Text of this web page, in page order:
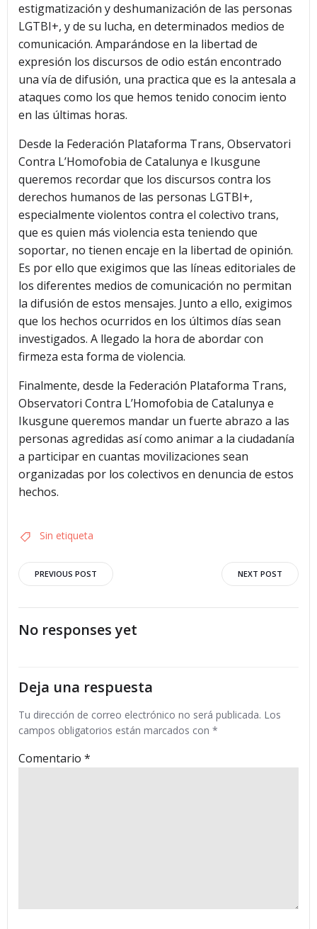
estigmatización y deshumanización de las personas
LGTBI+, y de su lucha, en determinados medios de
comunicación. Amparándose en la libertad de
expresión los discursos de odio están encontrado
una vía de difusión, una practica que es la antesala a
ataques como los que hemos tenido conocim iento
en las últimas horas.
Desde la Federación Plataforma Trans, Observatori
Contra L’Homofobia de Catalunya e Ikusgune
queremos recordar que los discursos contra los
derechos humanos de las personas LGTBI+,
especialmente violentos contra el colectivo trans,
que es quien más violencia esta teniendo que
soportar, no tienen encaje en la libertad de opinión.
Es por ello que exigimos que las líneas editoriales de
los diferentes medios de comunicación no permitan
la difusión de estos mensajes. Junto a ello, exigimos
que los hechos ocurridos en los últimos días sean
investigados. A llegado la hora de abordar con
firmeza esta forma de violencia.
Finalmente, desde la Federación Plataforma Trans,
Observatori Contra L’Homofobia de Catalunya e
Ikusgune queremos mandar un fuerte abrazo a las
personas agredidas así como animar a la ciudadanía
a participar en cuantas movilizaciones sean
organizadas por los colectivos en denuncia de estos
hechos.
Sin etiqueta
Navegación
por
las
entradas
PREVIOUS POST
Navegación
por
NEXT POST
No responses yet
Deja una respuesta
Tu dirección de correo electrónico no será publicada. Los
campos obligatorios están marcados con *
Comentario *